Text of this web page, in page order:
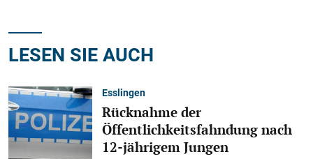
LESEN SIE AUCH
Esslingen
Rücknahme der
Öffentlichkeitsfahndung nach
12-jährigem Jungen